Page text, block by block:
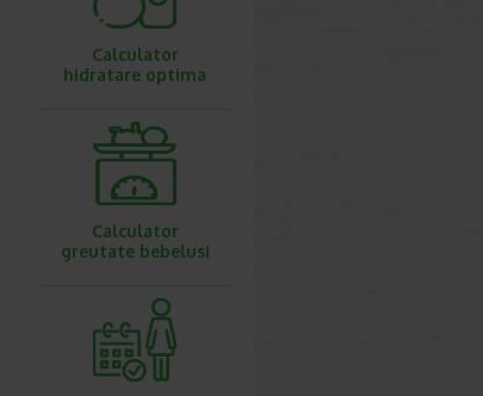
Calculator
hidratare optima
Calculator
greutate bebelusi